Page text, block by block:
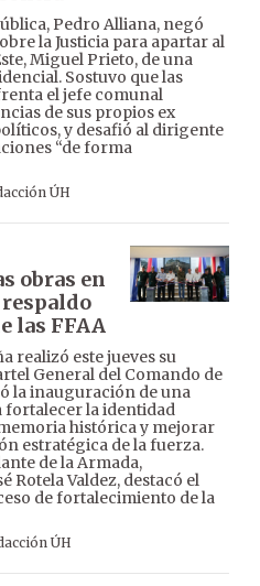
Pedro Alliana, negó
la Justicia para apartar al
Miguel Prieto, de una
Sostuvo que las
el jefe comunal
de sus propios ex
y desafió al dirigente
“de forma
ÚH
obras en
las FFAA
realizó este jueves su
General del Comando de
la inauguración de una
fortalecer la identidad
histórica y mejorar
estratégica de la fuerza.
de la Armada,
Rotela Valdez, destacó el
de fortalecimiento de la
ÚH